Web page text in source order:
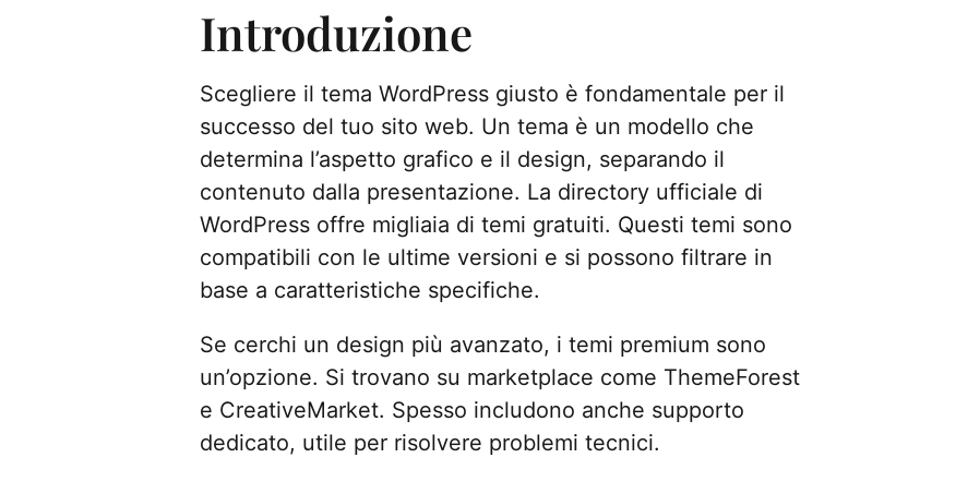
Introduzione
Scegliere il tema WordPress giusto è fondamentale per il
successo del tuo sito web. Un tema è un modello che
determina l’aspetto grafico e il design, separando il
contenuto dalla presentazione. La directory ufficiale di
WordPress offre migliaia di temi gratuiti. Questi temi sono
compatibili con le ultime versioni e si possono filtrare in
base a caratteristiche specifiche.
Se cerchi un design più avanzato, i temi premium sono
un’opzione. Si trovano su marketplace come ThemeForest
e CreativeMarket. Spesso includono anche supporto
dedicato, utile per risolvere problemi tecnici.